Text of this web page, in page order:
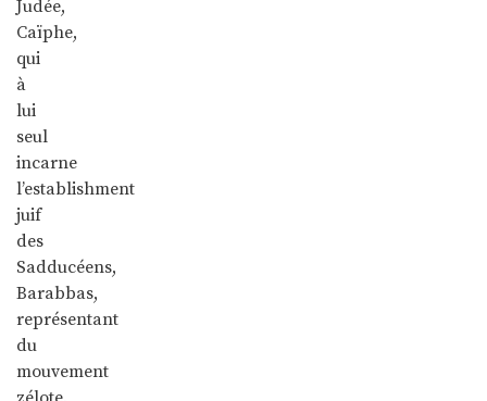
Judée,
Caïphe,
qui
à
lui
seul
incarne
l’establishment
juif
des
Sadducéens,
Barabbas,
représentant
du
mouvement